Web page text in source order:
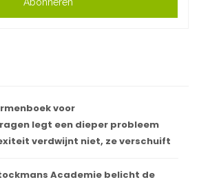
Abonneren
voor
legt een dieper probleem
verdwijnt niet, ze verschuift
Academie belicht de